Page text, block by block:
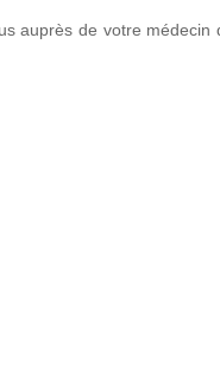
auprès de votre médecin